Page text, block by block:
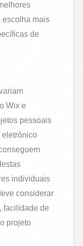
escolha mais
de
Wix e
pessoais
eletrónico
individuais
considerar
facilidade de
projeto